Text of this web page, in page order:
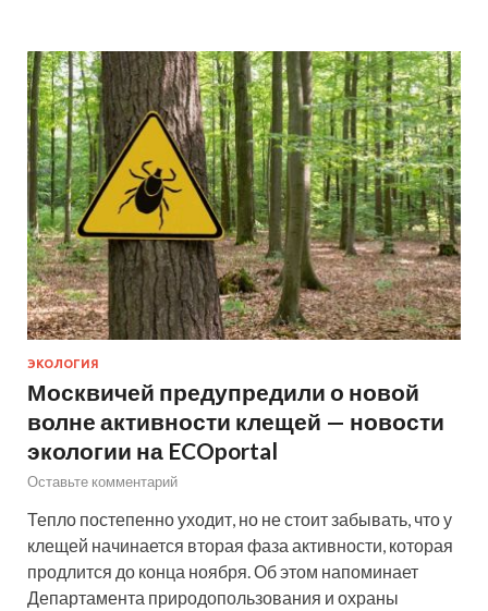
ЭКОЛОГИЯ
Москвичей предупредили о новой
волне активности клещей — новости
экологии на ECOportal
Оставьте комментарий
Тепло постепенно уходит, но не стоит забывать, что у
клещей начинается вторая фаза активности, которая
продлится до конца ноября. Об этом напоминает
Департамента природопользования и охраны